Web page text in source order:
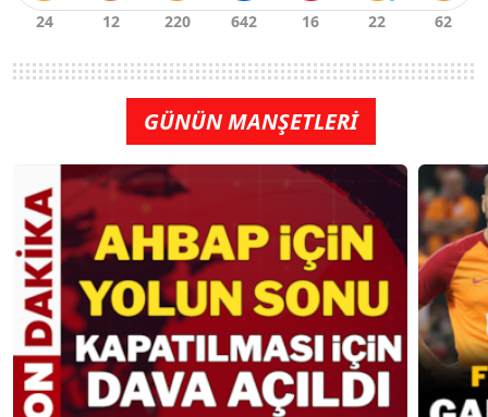
GÜNÜN MANŞETLERİ